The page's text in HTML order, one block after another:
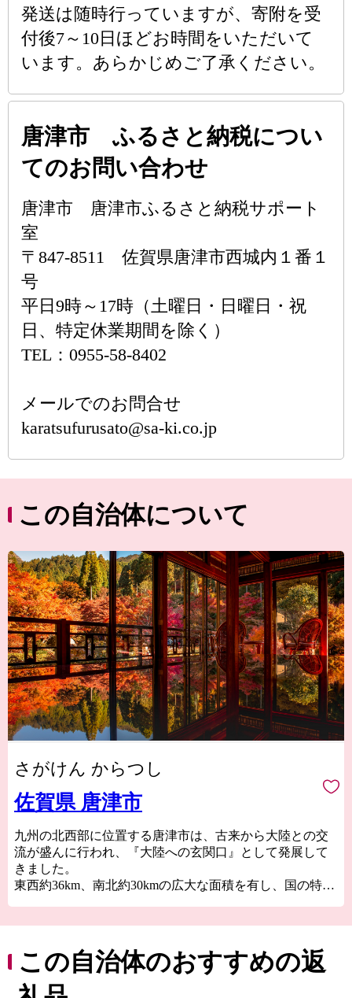
発送は随時行っていますが、寄附を受
付後7～10日ほどお時間をいただいて
います。あらかじめご了承ください。
唐津市 ふるさと納税につい
てのお問い合わせ
唐津市 唐津市ふるさと納税サポート
室
〒847-8511 佐賀県唐津市西城内１番１
号
平日9時～17時（土曜日・日曜日・祝
日、特定休業期間を除く）
TEL：0955-58-8402
メールでのお問合せ
karatsufurusato@sa-ki.co.jp
この自治体について
さがけん からつし
佐賀県 唐津市
九州の北西部に位置する唐津市は、古来から大陸との交
流が盛んに行われ、『大陸への玄関口』として発展して
きました。
東西約36km、南北約30kmの広大な面積を有し、国の特別
品“唐津焼”、日本三大朝市”呼子の朝市”など、自然・歴
史・文化に溢れています。
この自治体のおすすめの返